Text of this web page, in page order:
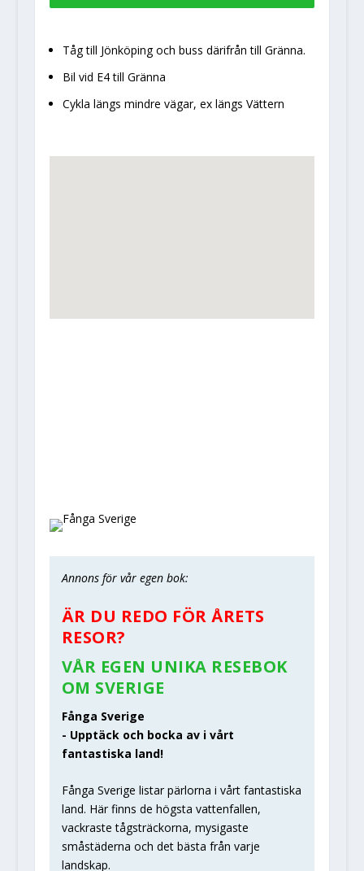
Tåg till Jönköping och buss därifrån till Gränna.
Bil vid E4 till Gränna
Cykla längs mindre vägar, ex längs Vättern
Annons för vår egen bok:
ÄR DU REDO FÖR ÅRETS
RESOR?
VÅR EGEN UNIKA RESEBOK
OM SVERIGE
Fånga Sverige
- Upptäck och bocka av i vårt
fantastiska land!
Fånga Sverige listar pärlorna i vårt fantastiska
land. Här finns de högsta vattenfallen,
vackraste tågsträckorna, mysigaste
småstäderna och det bästa från varje
landskap.